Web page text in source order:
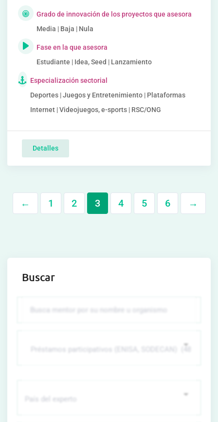
Grado de innovación de los proyectos que asesora
Media | Baja | Nula
Fase en la que asesora
Estudiante | Idea, Seed | Lanzamiento
Especialización sectorial
Deportes | Juegos y Entretenimiento | Plataformas
Internet | Videojuegos, e-sports | RSC/ONG
Detalles
← 1 2 3 4 5 6 →
Buscar